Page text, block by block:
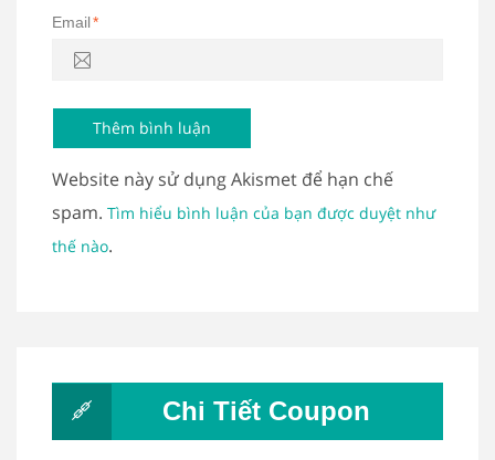
Email*
Website này sử dụng Akismet để hạn chế
spam. Tìm hiểu bình luận của bạn được duyệt như
thế nào.
Chi Tiết Coupon